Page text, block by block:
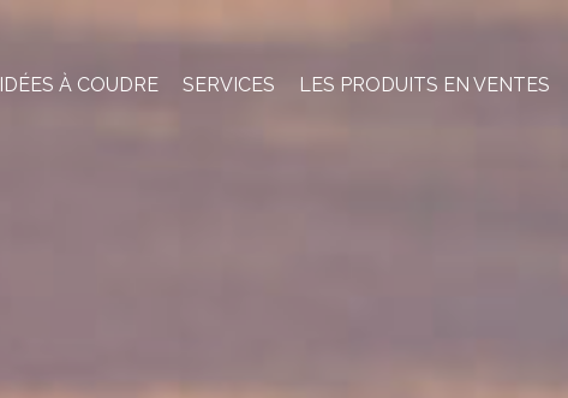
IDÉES À COUDRE SERVICES LES PRODUITS EN VENTES